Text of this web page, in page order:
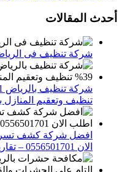
أحدث المقالات
شركة تنظيف فى
تنظيف وتعقيم المنازل
الان 0556501701‬‏ – تقارير معتمدة